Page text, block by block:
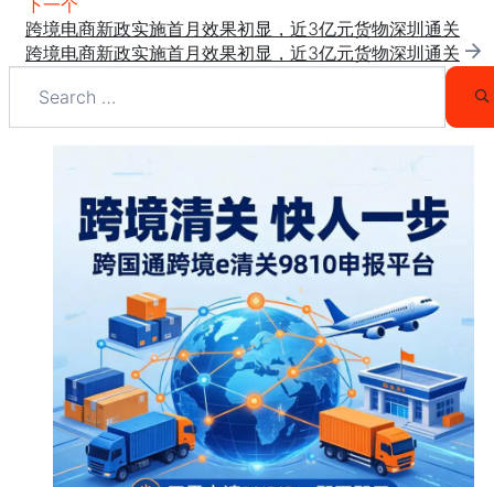
下一个
跨境电商新政实施首月效果初显，近3亿元货物深圳通关
跨境电商新政实施首月效果初显，近3亿元货物深圳通关